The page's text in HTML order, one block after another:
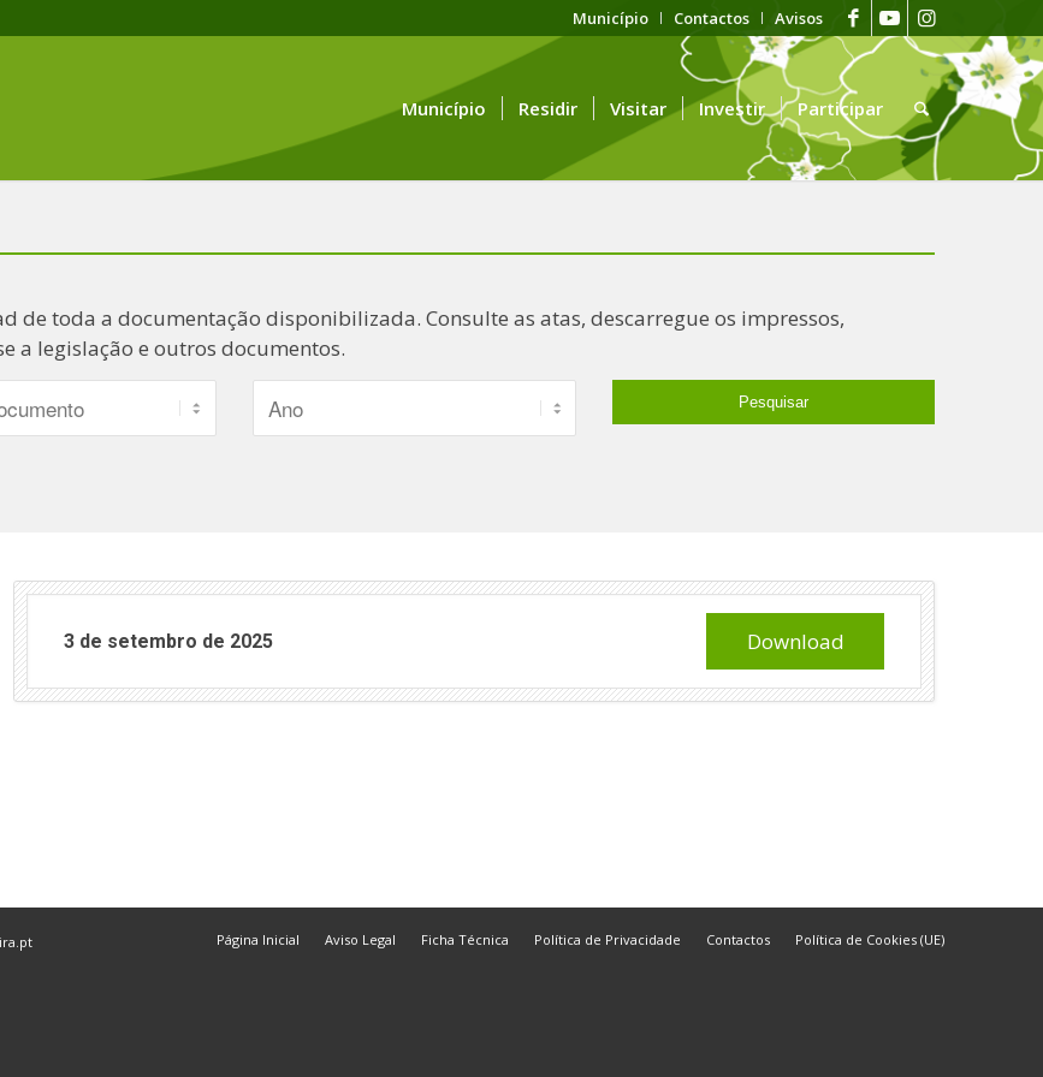
Município Contactos Avisos
Município Residir Visitar Investir Participar
de toda a documentação disponibilizada. Consulte as atas, descarregue os impressos,
a legislação e outros documentos.
3 de setembro de 2025 Download
Página Inicial Aviso Legal Ficha Técnica Política de Privacidade Contactos Política de Cookies (UE)